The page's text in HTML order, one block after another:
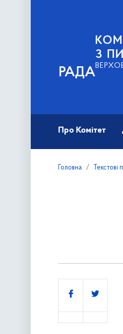
РАДА
З
Про Комітет
Головна Текстові
Поділитись